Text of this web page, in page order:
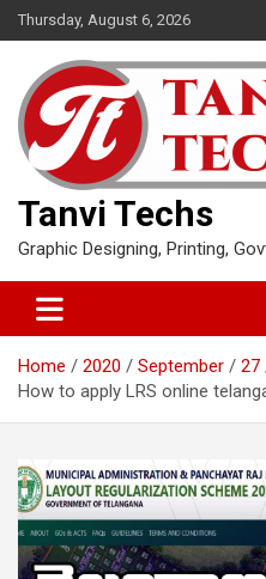
Skip
to
content
Thursday, August 6, 2026
Tanvi Techs
Graphic Designing, Printing,
Home 2020 September 27
How to apply LRS online